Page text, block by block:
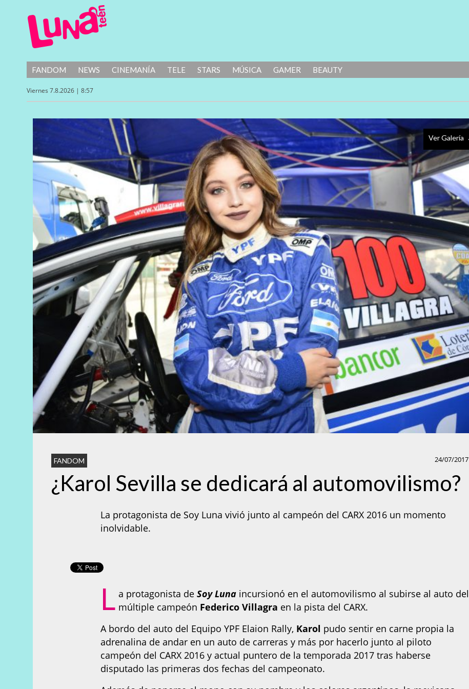
FANDOM NEWS CINEMANÍA TELE STARS MÚSICA GAMER BEAUTY
Viernes 7.8.2026 | 8:57
Ver Galería
24/07/2017
FANDOM
¿Karol Sevilla se dedicará al automovilismo?
La protagonista de Soy Luna vivió junto al campeón del CARX 2016 un momento
inolvidable.
L a protagonista deSoy Luna incursionó en el automovilismo al subirseal auto del
múltiple campeón Federico Villagra en la pista del CARX.
A bordo del auto del Equipo YPF Elaion Rally, Karol pudo sentir en carne propia la
adrenalina de andar en un auto de carreras y más por hacerlo junto al piloto
campeón del CARX 2016 y actual puntero de la temporada 2017 tras haberse
disputado las primeras dos fechas del campeonato.